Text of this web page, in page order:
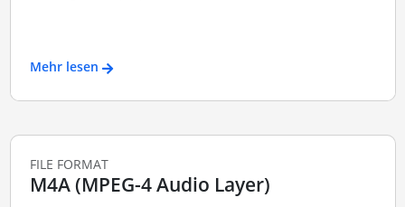
Mehr lesen
FILE FORMAT
M4A (MPEG-4 Audio Layer)